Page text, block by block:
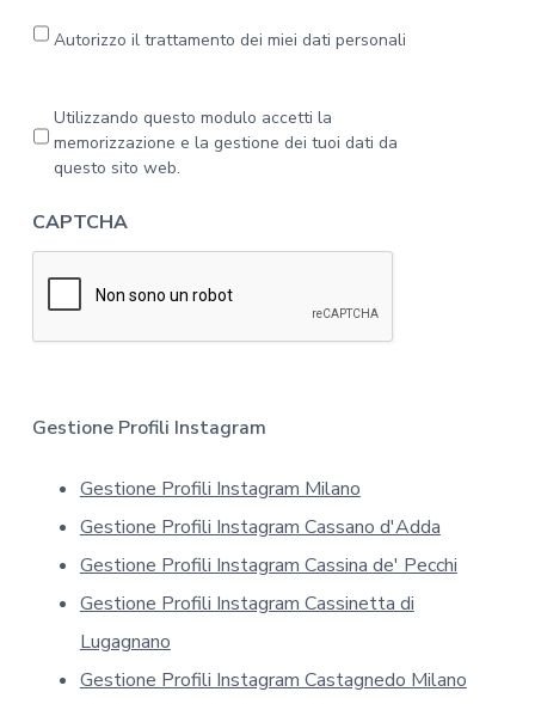
e
l
f
o
t
a
Autorizzo il trattamento dei miei dati personali
r
c
y
*
Utilizzando questo modulo accetti la
memorizzazione e la gestione dei tuoi dati da
questo sito web.
CAPTCHA
Gestione Profili Instagram
Gestione Profili Instagram Milano
Gestione Profili Instagram Cassano d'Adda
Gestione Profili Instagram Cassina de' Pecchi
Gestione Profili Instagram Cassinetta di
Lugagnano
Gestione Profili Instagram Castagnedo Milano